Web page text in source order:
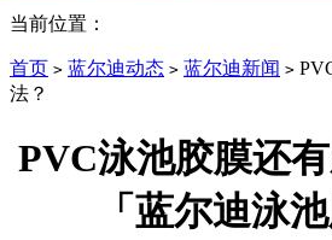
当前位置：
首页 > 蓝尔迪动态 > 蓝尔迪新闻 >
法？
PVC泳池胶膜还
「蓝尔迪泳池